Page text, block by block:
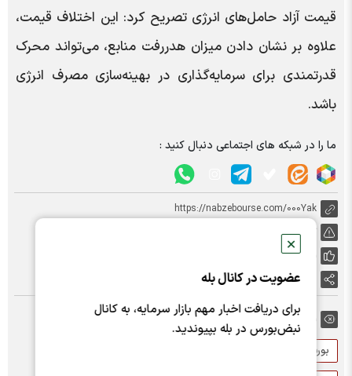
✕
عضویت در کانال بله
برای دریافت اخبار مهم بازار سرمایه، به کانال
نبض‌بورس در بله بپیوندید.
قیمت آزاد حامل‌های انرژی تصریح کرد: این اختلاف قیمت،
علاوه بر نشان دادن میزان هدررفت منابع، می‌تواند محرک
قدرتمندی برای سرمایه‌گذاری در بهینه‌سازی مصرف انرژی
باشد.
ما را در شبکه های اجتماعی دنبال کنید :
https://nabzebourse.com/000Yak
گزارش خطا
پسندها:0
اشتراک گذاری
برچسب ها:
بورس انرژی